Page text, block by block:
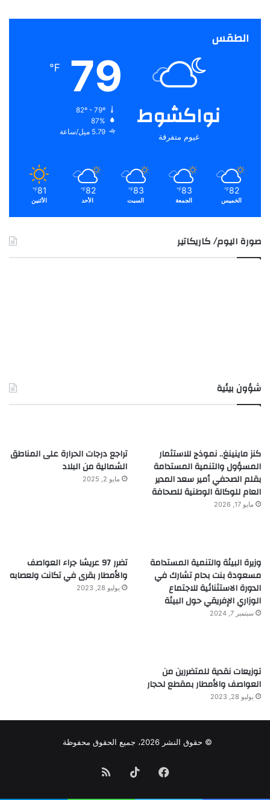
الطقس
نواكشوط
غيوم متفرقة
79
℉
87%
5.79 ميل/ساعة
82
℉
الخميس
83
℉
الجمعة
83
℉
السبت
82
℉
الأحد
81
℉
الأثنين
صورة اليوم/ كاريكاتير
شؤون بيئية
كنز ماينينغ.. نموذج للاستثمار
المسؤول والتنمية المستدامة
بقلم الصحفي أمير سعد المدير
العام للوكالة الوطنية للصحافة
مايو 17, 2026
تراجع درجات الحرارة على المناطق
الشمالية من البلاد
مايو 2, 2025
وزيرة البيئة والتنمية المستدامة
مسعودة بنت بحام تشارك في
الدورة الاستثنائية للاجتماع
الوزاري الإفريقي حول البيئة
سبتمبر 7, 2024
تضرر 97 عريشا جراء العواصف
والأمطار بقرى في تكانت ولعصابه
يوليو 28, 2023
توزيعات نقدية للمتضررين من
العواصف والأمطار بمقطع لحجار
يوليو 28, 2023
© حقوق النشر 2026، جميع الحقوق محفوظة
فيسبوك TikTokملخص